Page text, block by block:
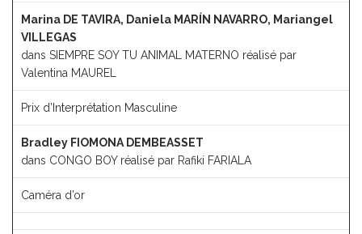
Marina DE TAVIRA, Daniela MARÍN NAVARRO, Mariangel
VILLEGAS
dans SIEMPRE SOY TU ANIMAL MATERNO réalisé par
Valentina MAUREL
Prix d’Interprétation Masculine
Bradley FIOMONA DEMBEASSET
dans CONGO BOY réalisé par Rafiki FARIALA
Caméra d’or